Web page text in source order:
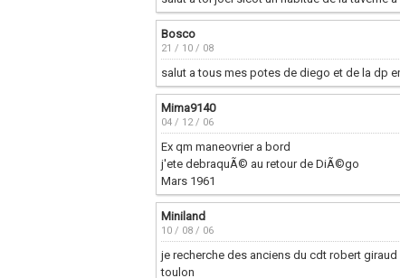
Bosco
21 / 10 / 08
salut a tous mes potes de diego et de la dp
Mima9140
04 / 12 / 06
Ex qm maneovrier a bord
j'ete debraquÃ© au retour de DiÃ©go
Mars 1961
Miniland
10 / 08 / 06
je recherche des anciens du cdt robert
toulon